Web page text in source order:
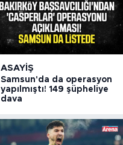
ASAYIŞ
Samsun'da da operasyon
yapılmıştı! 149 şüpheliye
dava